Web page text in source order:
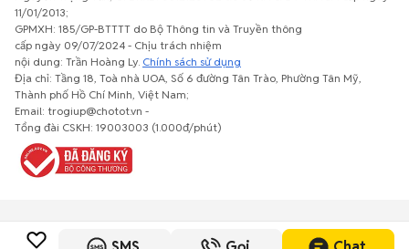
11/01/2013;
GPMXH: 185/GP-BTTTT do Bộ Thông tin và Truyền thông
cấp ngày 09/07/2024 - Chịu trách nhiệm
nội dung: Trần Hoàng Ly. Chính sách sử dụng
Địa chỉ: Tầng 18, Toà nhà UOA, Số 6 đường Tân Trào, Phường Tân Mỹ,
Thành phố Hồ Chí Minh, Việt Nam;
Email: trogiup@chotot.vn -
Tổng đài CSKH: 19003003 (1.000đ/phút)